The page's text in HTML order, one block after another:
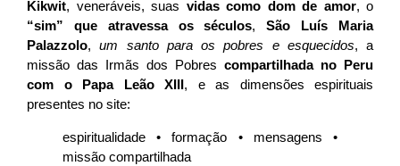
Kikwit, veneráveis, suas vidas como dom de amor, o
“sim” que atravessa os séculos,São Luís Maria
Palazzolo,um santo para os pobres e esquecidos, a
missão das Irmãs dos Pobres compartilhada no Peru
com o Papa Leão XIII, e as dimensões espirituais
presentes no site:
espiritualidade • formação • mensagens •
missão compartilhada